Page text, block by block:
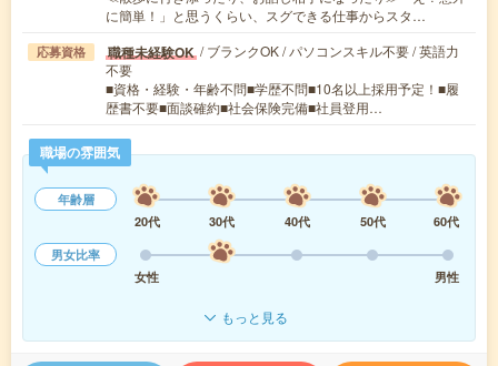
に簡単！」と思うくらい、スグできる仕事からスタ…
応募資格 職種未経験OK / ブランクOK / パソコンスキル不要 / 英語力
不要
■資格・経験・年齢不問■学歴不問■10名以上採用予定！■履
歴書不要■面談確約■社会保険完備■社員登用…
職場の雰囲気
年齢層
20代
30代 40代 50代
60代
男女比率
女性
男性
もっと見る